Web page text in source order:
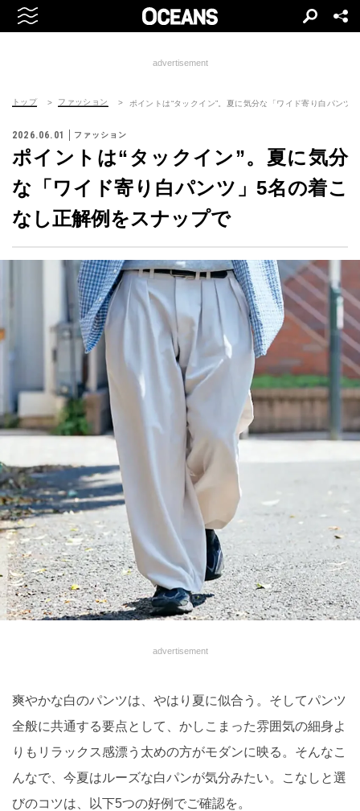
advertisement
トップ ファッション ポイントは“タックイン”。夏に気分な「ワイド寄り白パンツ
2026.06.01 ファッション
ポイントは“タックイン”。夏に気分
な「ワイド寄り白パンツ」5名の着こ
なし正解例をスナップで
advertisement
爽やかな白のパンツは、やはり夏に似合う。そしてパンツ
全般に共通する要点として、かしこまった雰囲気の細身よ
りもリラックス感漂う太めの方がモダンに映る。そんなこ
んなで、今夏はルーズな白パンが気分みたい。こなしと選
びのコツは、以下5つの好例でご確認を。